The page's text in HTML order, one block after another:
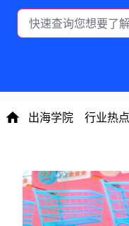
出海学院 行业热